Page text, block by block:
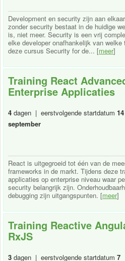
Development en security zijn aan
zonder security bestaat in de huidige
is, niet meer. Security is een vrij
elke developer onafhankelijk van
deze cursus Security for de... [meer]
Training React
Enterprise Applicaties
4 dagen | eerstvolgende startdatum 14
september
React is uitgegroeid tot één van de
frameworks in de markt. Tijdens deze
applicaties op enterprise niveau waar
security belangrijk zijn.
debugging zijn uitgangspunten. [meer]
Training Reactive
RxJS
3 dagen | eerstvolgende startdatum 7